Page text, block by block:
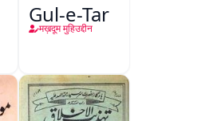
Gul-e-Tar
मख़दूम मुहिउद्दीन